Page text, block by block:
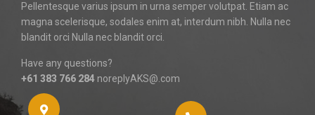
Pellentesque varius ipsum in urna semper volutpat. Etiam ac
magna scelerisque, sodales enim at, interdum nibh. Nulla nec
blandit orci Nulla nec blandit orci.
Have any questions?
+61 383 766 284 noreplyAKS@.com